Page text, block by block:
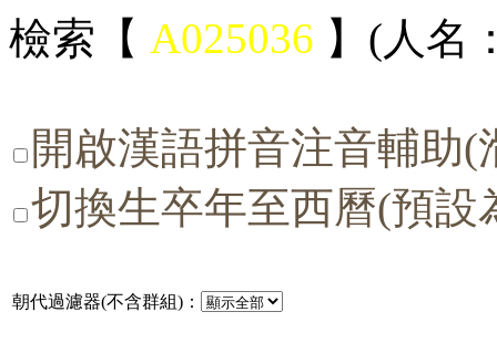
檢索【 A025036 】(人名
開啟漢語拼音注音輔助
切換生卒年至西曆(預設
朝代過濾器(不含群組)：